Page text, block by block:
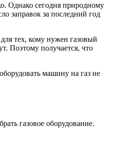
Однако сегодня природному
заправок за последний год
тех, кому нужен газовый
Поэтому получается, что
машину на газ не
газовое оборудование.